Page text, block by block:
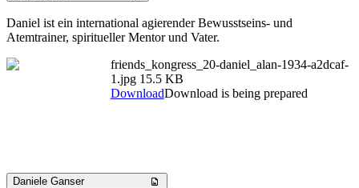
Daniel ist ein international agierender Bewusstseins- und
Atemtrainer, spiritueller Mentor und Vater.
friends_kongress_20-daniel_alan-1934-a2dcaf-
1.jpg 15.5 KB
DownloadDownload is being prepared
Daniele Ganser